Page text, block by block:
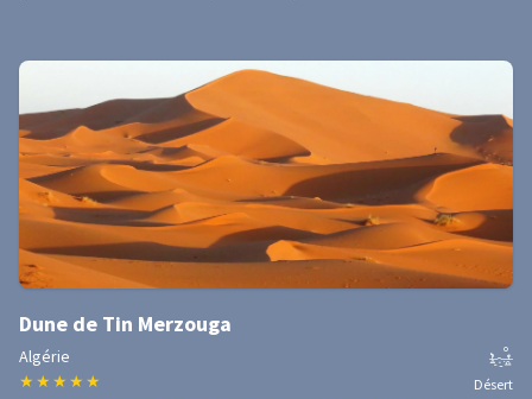
Dune de Tin Merzouga
Algérie
★ ★ ★ ★ ★ Désert